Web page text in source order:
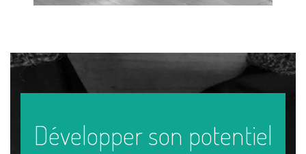
Développer son potentiel